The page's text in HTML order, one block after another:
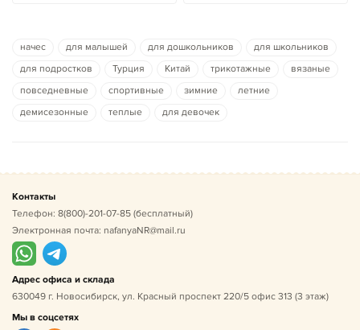
начес для малышей для дошкольников
для школьников
для подростков
Турция Китай трикотажные
вязаные
повседневные
спортивные зимние
летние
демисезонные
теплые для девочек
Контакты
Телефон: 8(800)-201-07-85 (бесплатный)
Электронная почта: nafanyaNR@mail.ru
Адрес офиса и склада
630049 г. Новосибирск, ул. Красный проспект 220/5 офис 313 (3 этаж)
Мы в соцсетях